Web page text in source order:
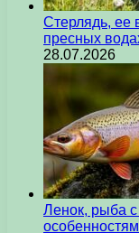
Стерлядь, ее
пресных
28.07.2026
Ленок, рыба